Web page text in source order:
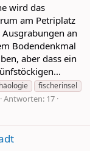
wird das
am Petriplatz
an
Bodendenkmal
aber dass ein
fischerinsel
Antworten: 17